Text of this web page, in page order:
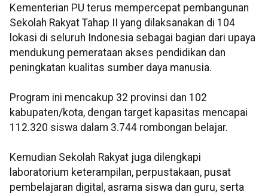
Kementerian PU terus mempercepat pembangunan
Sekolah Rakyat Tahap II yang dilaksanakan di 104
lokasi di seluruh Indonesia sebagai bagian dari upaya
mendukung pemerataan akses pendidikan dan
peningkatan kualitas sumber daya manusia.
Program ini mencakup 32 provinsi dan 102
kabupaten/kota, dengan target kapasitas mencapai
112.320 siswa dalam 3.744 rombongan belajar.
Kemudian Sekolah Rakyat juga dilengkapi
laboratorium keterampilan, perpustakaan, pusat
pembelajaran digital, asrama siswa dan guru, serta